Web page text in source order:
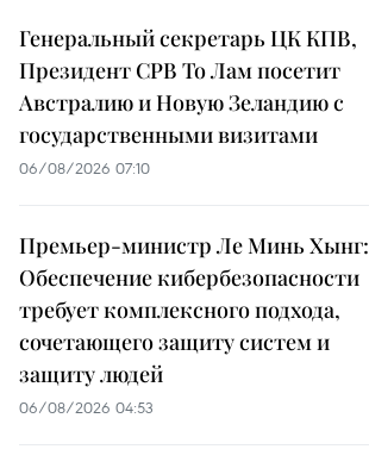
Генеральный секретарь ЦК КПВ,
Президент СРВ То Лам посетит
Австралию и Новую Зеландию с
государственными визитами
06/08/2026 07:10
Премьер-министр Ле Минь Хынг:
Обеспечение кибербезопасности
требует комплексного подхода,
сочетающего защиту систем и
защиту людей
06/08/2026 04:53